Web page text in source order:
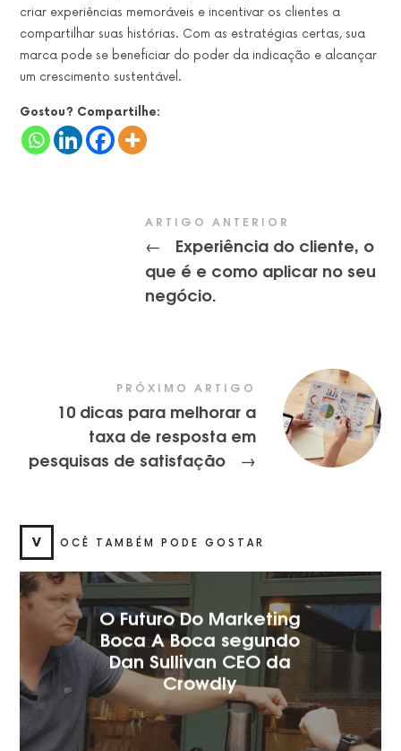
criar experiências memoráveis e incentivar os clientes a
compartilhar suas histórias. Com as estratégias certas, sua
marca pode se beneficiar do poder da indicação e alcançar
um crescimento sustentável.
Gostou? Compartilhe:
ARTIGO ANTERIOR
←
Experiência do cliente, o
que é e como aplicar no seu
negócio.
PRÓXIMO ARTIGO
10 dicas para melhorar a
taxa de resposta em
pesquisas de satisfação
→
V OCÊ TAMBÉM PODE GOSTAR
O Futuro Do Marketing
Boca A Boca segundo
Dan Sullivan CEO da
Crowdly